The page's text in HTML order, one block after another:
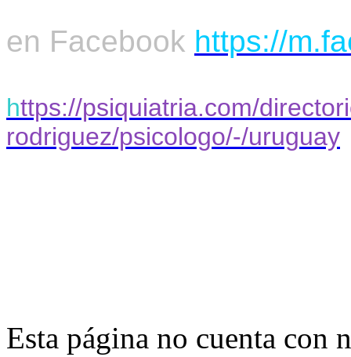
en Facebook https://
https://psiquiatria.com/
rodriguez/psicologo/-/uruguay
Esta página no cuenta